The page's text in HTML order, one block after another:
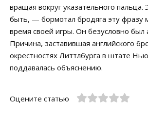
вращая вокруг указательного пальца.
быть, — бормотал бродяга эту фразу
время своей игры. Он безусловно был
Причина, заставившая английского
окрестностях Литтлбурга в штате
поддавалась объяснению.
Оцените статью